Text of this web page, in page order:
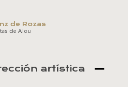
de Rozas
de Alou
artística